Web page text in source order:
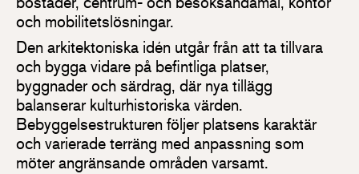
och mobilitetslösningar.
Den arkitektoniska idén utgår från att ta tillvara
och bygga vidare på befintliga platser,
byggnader och särdrag, där nya tillägg
balanserar kulturhistoriska värden.
Bebyggelsestrukturen följer platsens karaktär
och varierade terräng med anpassning som
möter angränsande områden varsamt.